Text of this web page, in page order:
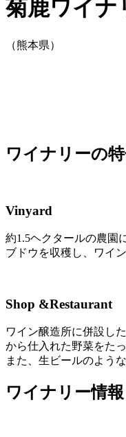
菊鹿ワイナ
（熊本県）
ワイナリーの
Vinyard
約1.5ヘクタールの農園
ブドウを収穫し、ワイ
Shop &Restaurant
ワイン醸造所に併設し
から仕入れた野菜をた
また、生ビールのよう
ワイナリー情報